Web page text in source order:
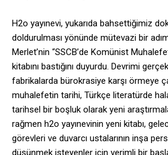
H2o yayınevi, yukarıda bahsettiğimiz
doldurulması yönünde mütevazi bir
Merlet’nin “SSCB’de Komünist
kitabını bastığını duyurdu. Devrimi
fabrikalarda bürokrasiye karşı örmeye
muhalefetin tarihi, Türkçe literatürde
tarihsel bir boşluk olarak yeni
rağmen h2o yayınevinin yeni kitabı,
görevleri ve duvarcı ustalarının inşa
düşünmek isteyenler için verimli bir